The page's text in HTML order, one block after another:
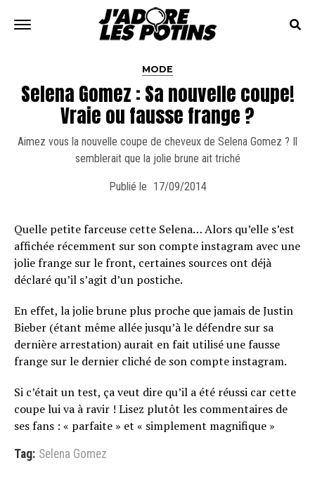
MODE
Selena Gomez : Sa nouvelle coupe!
Vraie ou fausse frange ?
Aimez vous la nouvelle coupe de cheveux de Selena Gomez ? Il
semblerait que la jolie brune ait triché
Publié le 17/09/2014
Quelle petite farceuse cette Selena… Alors qu’elle s’est
affichée récemment sur son compte instagram avec une
jolie frange sur le front, certaines sources ont déjà
déclaré qu’il s’agit d’un postiche.
En effet, la jolie brune plus proche que jamais de Justin
Bieber (étant même allée jusqu’à le défendre sur sa
dernière arrestation) aurait en fait utilisé une fausse
frange sur le dernier cliché de son compte instagram.
Si c’était un test, ça veut dire qu’il a été réussi car cette
coupe lui va à ravir ! Lisez plutôt les commentaires de
ses fans : « parfaite » et « simplement magnifique »
Tag: Selena Gomez